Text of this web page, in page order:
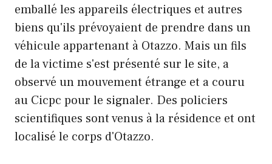
emballé les appareils électriques et autres
biens qu'ils prévoyaient de prendre dans un
véhicule appartenant à Otazzo. Mais un fils
de la victime s'est présenté sur le site, a
observé un mouvement étrange et a couru
au Cicpc pour le signaler. Des policiers
scientifiques sont venus à la résidence et ont
localisé le corps d'Otazzo.